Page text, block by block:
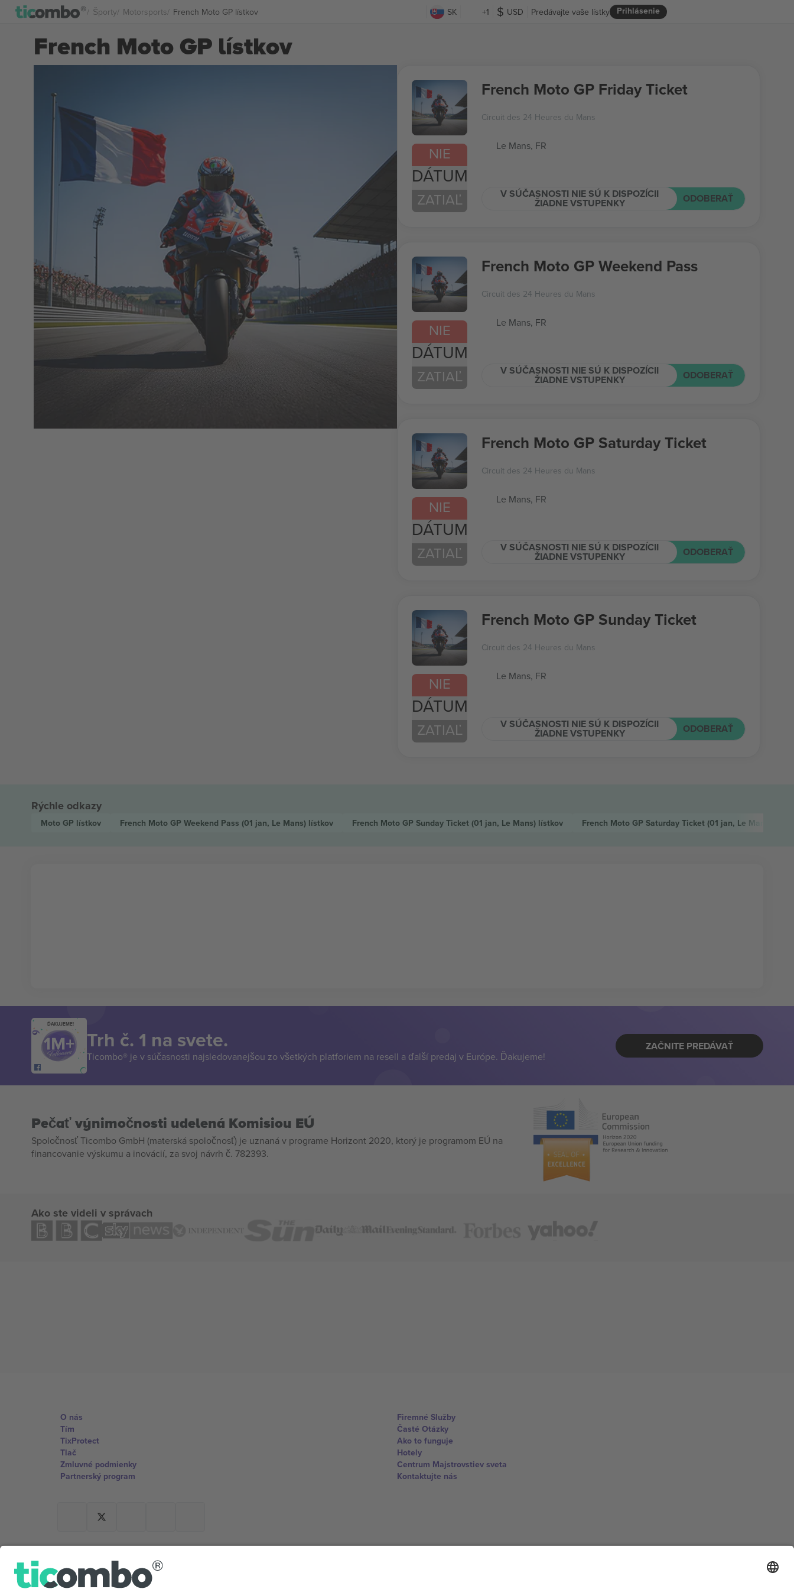
Športy Motorsports French Moto GP lístkov SK +1 USD Prihlásenie
Predávajte vaše lístky
French Moto GP lístkov
NIE
DÁTUM
ZATIAĽ
French Moto GP Friday Ticket
Circuit des 24 Heures du Mans
Le Mans, FR
V SÚČASNOSTI NIE SÚ K DISPOZÍCII
ŽIADNE VSTUPENKY ODOBERAŤ
NIE
DÁTUM
ZATIAĽ
French Moto GP Weekend Pass
Circuit des 24 Heures du Mans
Le Mans, FR
V SÚČASNOSTI NIE SÚ K DISPOZÍCII
ŽIADNE VSTUPENKY ODOBERAŤ
NIE
DÁTUM
ZATIAĽ
French Moto GP Saturday Ticket
Circuit des 24 Heures du Mans
Le Mans, FR
V SÚČASNOSTI NIE SÚ K DISPOZÍCII
ŽIADNE VSTUPENKY ODOBERAŤ
NIE
DÁTUM
ZATIAĽ
French Moto GP Sunday Ticket
Circuit des 24 Heures du Mans
Le Mans, FR
V SÚČASNOSTI NIE SÚ K DISPOZÍCII
ŽIADNE VSTUPENKY ODOBERAŤ
Rýchle odkazy
Moto GP lístkov French Moto GP Weekend Pass (01 jan, Le Mans) lístkov French Moto GP Sunday Ticket (01 jan, Le Mans) lístkov French Moto GP Saturday Ticket (01 jan, Le Mans)
ĎAKUJEME!
Trh č. 1 na svete.
Ticombo® je v súčasnosti najsledovanejšou zo všetkých platforiem na resell a ďalší predaj v Európe. Ďakujeme!
ZAČNITE PREDÁVAŤ
Pečať výnimočnosti udelená Komisiou EÚ
Spoločnosť Ticombo GmbH (materská spoločnosť) je uznaná v programe Horizont 2020, ktorý je programom EÚ na
financovanie výskumu a inovácií, za svoj návrh č. 782393.
Ako ste videli v správach
O nás
Tím
TixProtect
Tlač
Zmluvné podmienky
Partnerský program
Firemné Služby
Časté Otázky
Ako to funguje
Hotely
Centrum Majstrovstiev sveta
Kontaktujte nás
Kancelárie Ticombo